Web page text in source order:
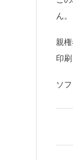
ん。
親
印
ソ